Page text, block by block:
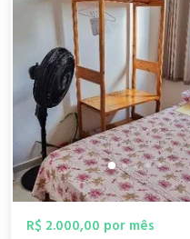
R$ 2.000,00 por mês